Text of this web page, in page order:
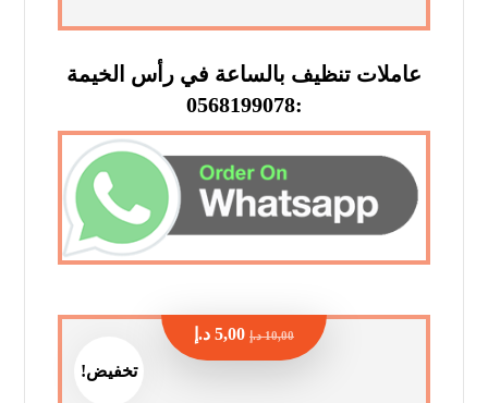
عاملات تنظيف بالساعة في رأس الخيمة
:0568199078
تخفيض!
10,00 د.إ 5,00 د.إ